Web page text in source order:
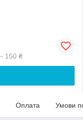
150 ₴
Оплата Умови